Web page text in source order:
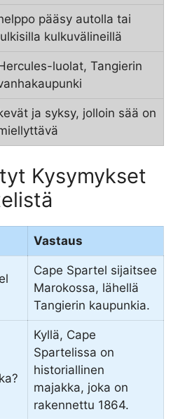
pääsy autolla tai
kulkuvälineillä
luolat, Tangierin
ja syksy, jolloin sää on
Kysymykset
Vastaus
Cape Spartel sijaitsee
Marokossa, lähellä
Tangierin kaupunkia.
Kyllä, Cape
Spartelissa on
historiallinen
majakka, joka on
rakennettu 1864.